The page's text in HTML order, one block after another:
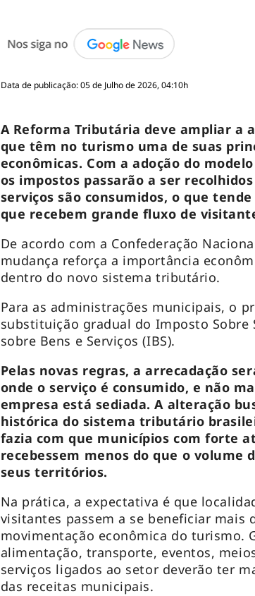
Data de publicação: 05 de Julho de 2026, 04:10h
A Reforma Tributária deve ampliar a
que têm no turismo uma de suas
econômicas. Com a adoção do
os impostos passarão a ser
serviços são consumidos, o que
que recebem grande fluxo de
De acordo com a Confederação
mudança reforça a importância
dentro do novo sistema tributário.
Para as administrações municipais, o
substituição gradual do Imposto Sobre
sobre Bens e Serviços (IBS).
Pelas novas regras, a arrecadação
onde o serviço é consumido, e não
empresa está sediada. A alteração
histórica do sistema tributário
fazia com que municípios com forte
recebessem menos do que o volume
seus territórios.
Na prática, a expectativa é que
visitantes passem a se beneficiar mais
movimentação econômica do turismo.
alimentação, transporte, eventos,
serviços ligados ao setor deverão ter
das receitas municipais.